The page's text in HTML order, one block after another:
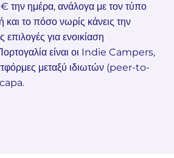
την ημέρα, ανάλογα με τον τύπο
και το πόσο νωρίς κάνεις την
επιλογές για ενοικίαση
είναι οι Indie Campers,
μεταξύ ιδιωτών (peer-to-